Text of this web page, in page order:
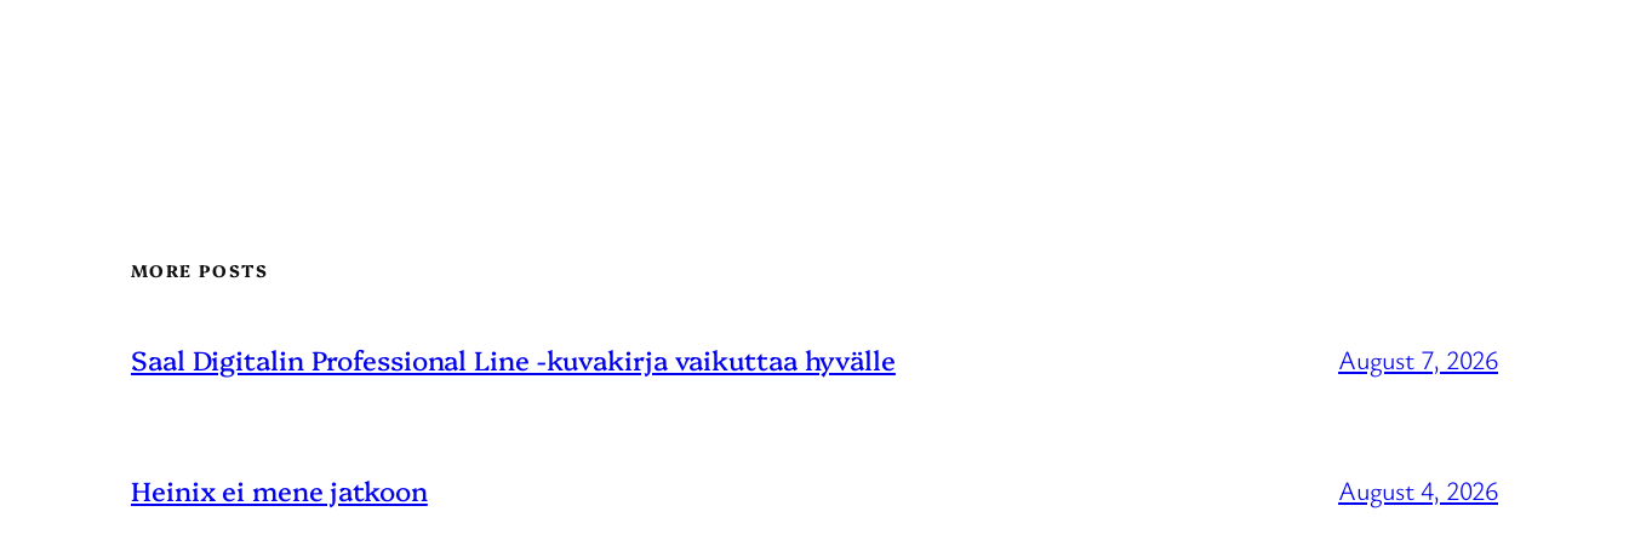
MORE POSTS
Saal Digitalin Professional Line -kuvakirja vaikuttaa hyvälle August 7, 2026
Heinix ei mene jatkoon August 4, 2026